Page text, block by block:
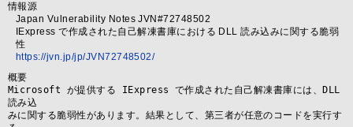
情報源
Japan Vulnerability Notes JVN#72748502
IExpress で作成された自己解凍書庫における DLL 読み込みに関する脆弱
性
https://jvn.jp/jp/JVN72748502/
概要
Microsoft が提供する IExpress で作成された自己解凍書庫には、DLL
読み込
みに関する脆弱性があります。結果として、第三者が任意のコードを実行す